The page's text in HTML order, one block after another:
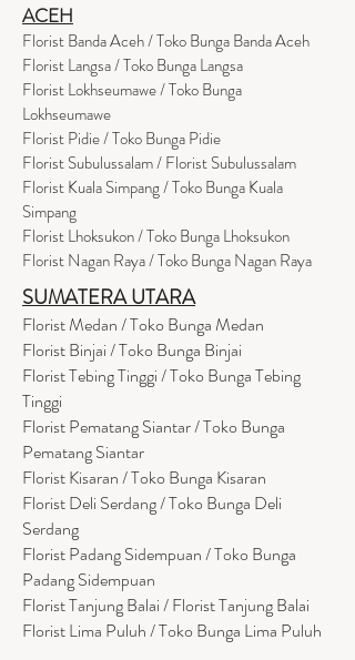
ACEH
Florist Banda Aceh / Toko Bunga Banda Aceh
Florist Langsa / Toko Bunga Langsa
Florist Lokhseumawe / Toko Bunga
Lokhseumawe
Florist Pidie / Toko Bunga Pidie
Florist Subulussalam / Florist Subulussalam
Florist Kuala Simpang / Toko Bunga Kuala
Simpang
Florist Lhoksukon / Toko Bunga Lhoksukon
Florist Nagan Raya / Toko Bunga Nagan Raya
SUMATERA UTARA
Florist Medan / Toko Bunga Medan
Florist Binjai / Toko Bunga Binjai
Florist Tebing Tinggi / Toko Bunga Tebing
Tinggi
Florist Pematang Siantar / Toko Bunga
Pematang Siantar
Florist Kisaran / Toko Bunga Kisaran
Florist Deli Serdang / Toko Bunga Deli
Serdang
Florist Padang Sidempuan / Toko Bunga
Padang Sidempuan
Florist Tanjung Balai / Florist Tanjung Balai
Florist Lima Puluh / Toko Bunga Lima Puluh